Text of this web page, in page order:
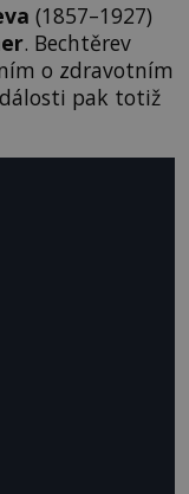
(1857–1927)
. Bechtěrev
o zdravotním
pak totiž